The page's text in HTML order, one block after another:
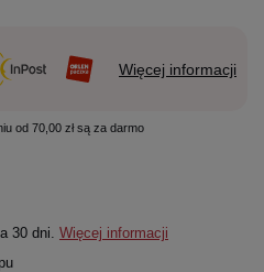
Więcej informacji
od 70,00 zł są za darmo
30 dni. Więcej informacji